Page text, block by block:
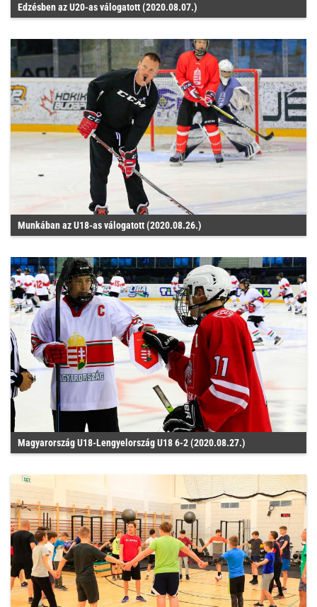
Edzésben az U20-as válogatott (2020.08.07.)
Munkában az U18-as válogatott (2020.08.26.)
Magyarország U18-Lengyelország U18 6-2 (2020.08.27.)